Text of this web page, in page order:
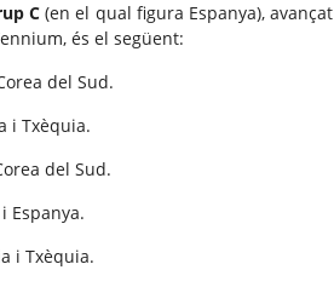
C (en el qual figura Espanya), avançat
és el següent:
del Sud.
i Txèquia.
del Sud.
Espanya.
i Txèquia.